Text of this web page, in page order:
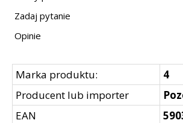
Zadaj pytanie
Opinie
Marka produktu:
4
Producent lub importer
EAN